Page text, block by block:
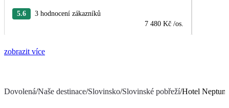
5.6
3 hodnocení zákazníků
7 480 Kč /os.
zobrazit více
Dovolená/Naše destinace/Slovinsko/Slovinské pobřeží/Hotel Neptun